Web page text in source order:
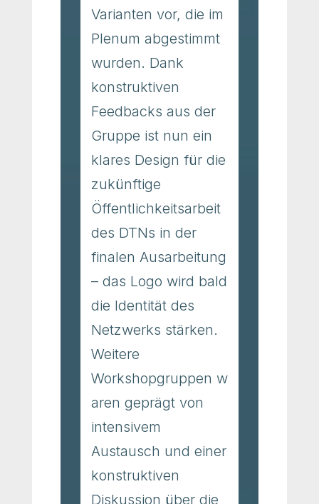
Varianten vor, die im
Plenum abgestimmt
wurden. Dank
konstruktiven
Feedbacks aus der
Gruppe ist nun ein
klares Design für die
zukünftige
Öffentlichkeitsarbeit
des DTNs in der
finalen Ausarbeitung
– das Logo wird bald
die Identität des
Netzwerks stärken.
Weitere
Workshopgruppen w
aren geprägt von
intensivem
Austausch und einer
konstruktiven
Diskussion über die